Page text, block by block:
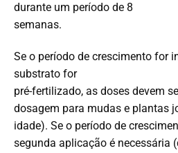
durante um período de 8
semanas.
Se o período de crescimento for
substrato for
pré-fertilizado, as doses devem
dosagem para mudas e plantas
idade). Se o período de
segunda aplicação é necessária